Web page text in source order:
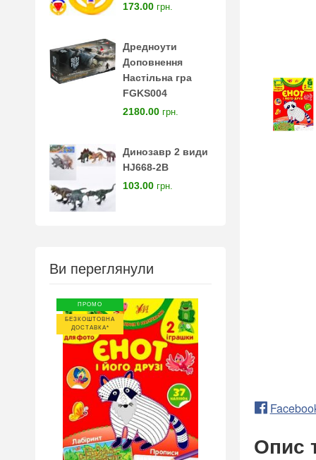
173.00 грн.
Дредноути
Доповнення
Настільна гра
FGKS004
2180.00 грн.
Динозавр 2 види
HJ668-2B
103.00 грн.
Ви переглянули
ПРОМО
БЕЗКОШТОВНА
ДОСТАВКА*
Опис